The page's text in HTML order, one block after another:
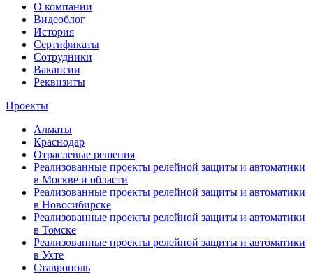
О компании
Видеоблог
История
Сертификаты
Сотрудники
Вакансии
Реквизиты
Проекты
Алматы
Краснодар
Отраслевые решения
Реализованные проекты релейной защиты и автоматики
в Москве и области
Реализованные проекты релейной защиты и автоматики
в Новосибирске
Реализованные проекты релейной защиты и автоматики
в Томске
Реализованные проекты релейной защиты и автоматики
в Ухте
Ставрополь